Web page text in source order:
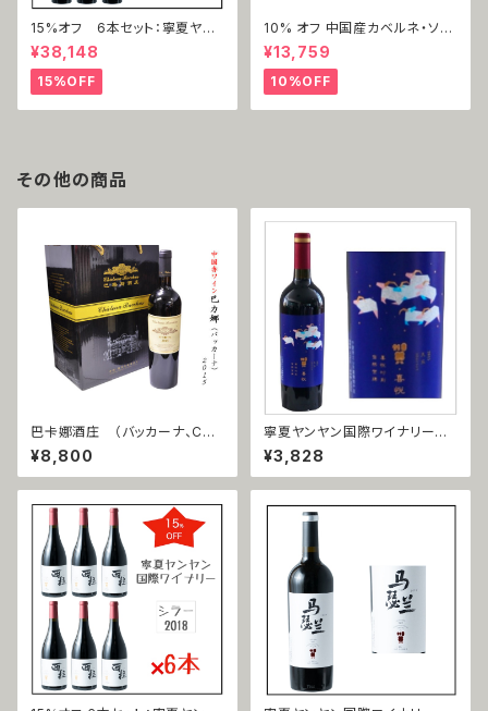
15%オフ 6本セット：寧夏ヤン
ヤン国際ワイナリー 蛇龍珠 口
（シャーロンジュウ＝コウ）2017
¥38,148
15%OFF
10% オフ 中国産カベルネ・ソー
ヴィニョン3本セット
¥13,759
10%OFF
その他の商品
巴卡娜酒庄 （バッカーナ、CHA
TEAU BACCHUS） 2015
¥8,800
寧夏ヤンヤン国際ワイナリー
美楽（メルロー）2018
¥3,828